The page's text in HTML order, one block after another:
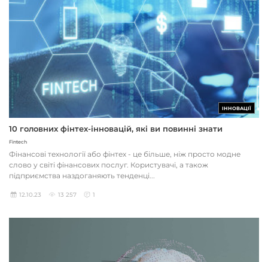
ІННОВАЦІЇ
10 головних фінтех-інновацій, які ви повинні знати
Fintech
Фінансові технології або фінтех - це більше, ніж просто модне
слово у світі фінансових послуг. Користувачі, а також
підприємства наздоганяють тенденці...
12.10.23 13 257 1